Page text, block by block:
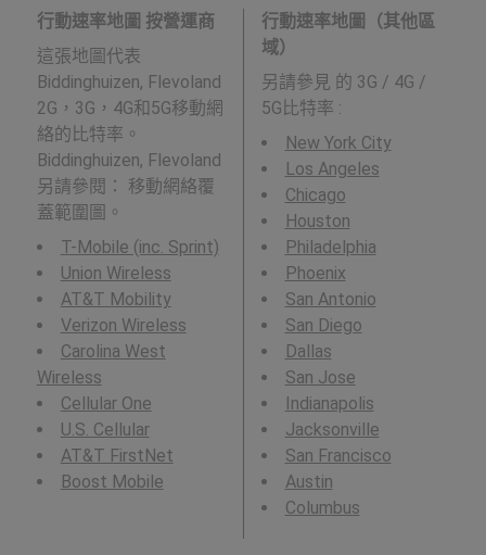
行動速率地圖 按營運商
這張地圖代表
Biddinghuizen, Flevoland
2G，3G，4G和5G移動網
絡的比特率。
Biddinghuizen, Flevoland
另請參閱： 移動網絡覆
蓋範圍圖。
T-Mobile (inc. Sprint)
Union Wireless
AT&T Mobility
Verizon Wireless
Carolina West
Wireless
Cellular One
U.S. Cellular
AT&T FirstNet
Boost Mobile
行動速率地圖（其他區
域）
另請參見 的 3G / 4G /
5G比特率 :
New York City
Los Angeles
Chicago
Houston
Philadelphia
Phoenix
San Antonio
San Diego
Dallas
San Jose
Indianapolis
Jacksonville
San Francisco
Austin
Columbus